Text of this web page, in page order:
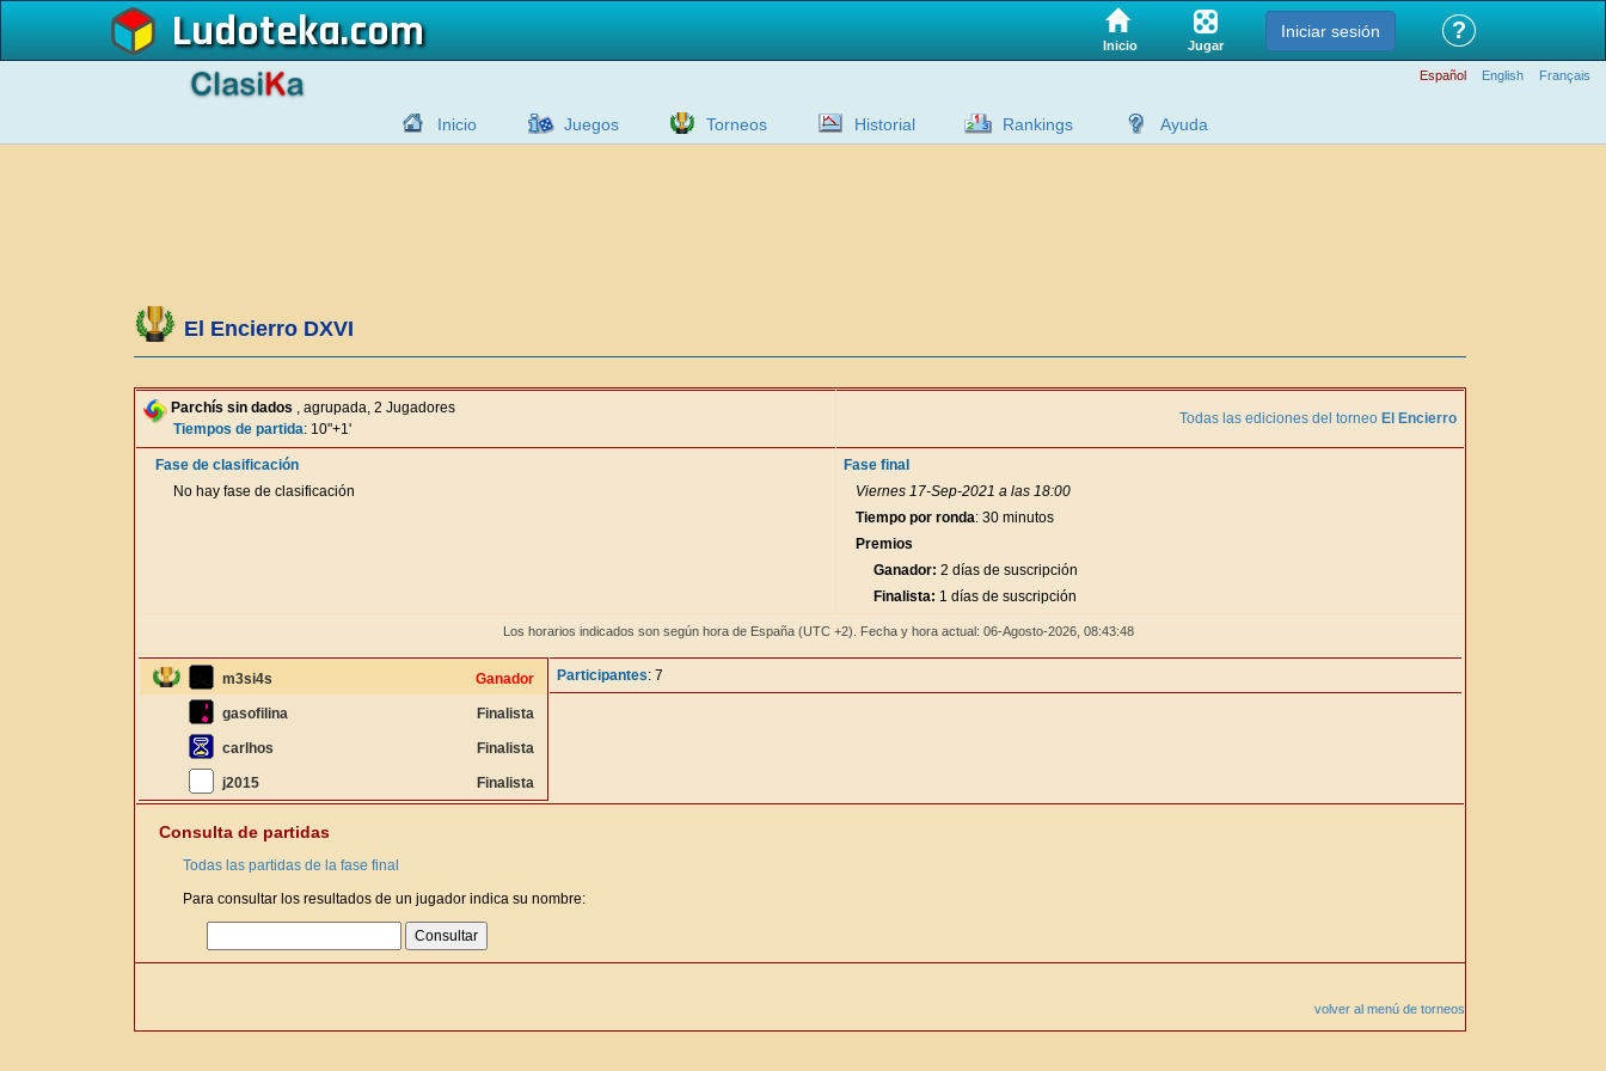
Ludoteka Inicio Jugar
Iniciar sesión ?
Español English Français
Inicio Juegos Torneos Historial Rankings Ayuda
El Encierro DXVI
Parchís sin dados , agrupada, 2 Jugadores
Tiempos de partida: 10"+1'
Todas las ediciones del torneo El Encierro
Fase de clasificación
No hay fase de clasificación
Fase final
Viernes 17-Sep-2021 a las 18:00
Tiempo por ronda: 30 minutos
Premios
Ganador: 2 días de suscripción
Finalista: 1 días de suscripción
Los horarios indicados son según hora de España (UTC +2). Fecha y hora actual: 06-Agosto-2026, 08:43:48
m3si4s Ganador
gasofilina Finalista
carlhos Finalista
j2015 Finalista
Participantes: 7
Consulta de partidas
Todas las partidas de la fase final
Para consultar los resultados de un jugador indica su nombre:
volver al menú de torneos